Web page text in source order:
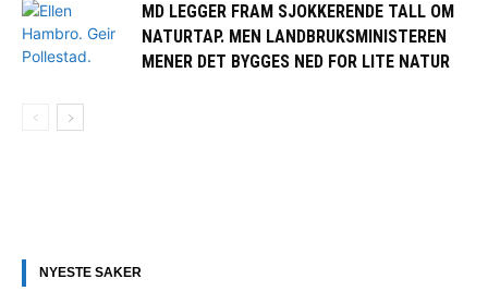
MD LEGGER FRAM SJOKKERENDE TALL OM
NATURTAP. MEN LANDBRUKSMINISTEREN
MENER DET BYGGES NED FOR LITE NATUR
NYESTE SAKER